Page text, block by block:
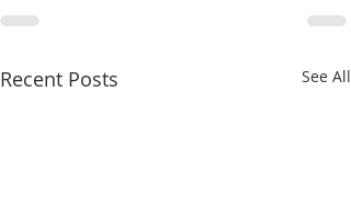
Recent Posts See All